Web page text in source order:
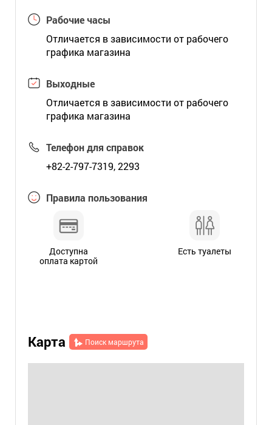
Рабочие часы
Отличается в зависимости от рабочего
графика магазина
Выходные
Отличается в зависимости от рабочего
графика магазина
Телефон для справок
+82-2-797-7319, 2293
Правила пользования
Доступна
оплата картой
Есть туалеты
Карта Поиск маршрута